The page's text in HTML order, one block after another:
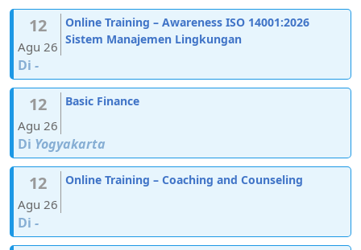
12
Agu 26
Online Training – Awareness ISO 14001:2026
Sistem Manajemen Lingkungan
Di -
12
Agu 26
Basic Finance
Di Yogyakarta
12
Agu 26
Online Training – Coaching and Counseling
Di -